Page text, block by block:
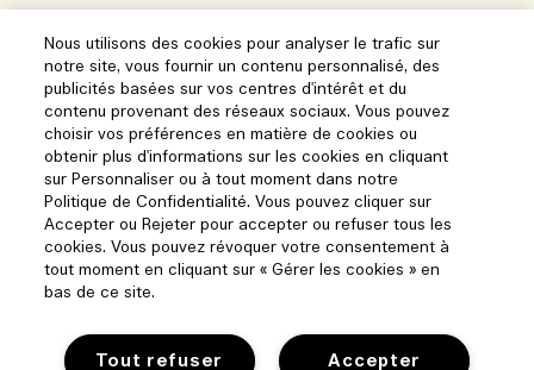
Nous utilisons des cookies pour analyser le trafic sur
notre site, vous fournir un contenu personnalisé, des
publicités basées sur vos centres d'intérêt et du
contenu provenant des réseaux sociaux. Vous pouvez
choisir vos préférences en matière de cookies ou
obtenir plus d'informations sur les cookies en cliquant
sur Personnaliser ou à tout moment dans notre
Politique de Confidentialité. Vous pouvez cliquer sur
Accepter ou Rejeter pour accepter ou refuser tous les
cookies. Vous pouvez révoquer votre consentement à
tout moment en cliquant sur « Gérer les cookies » en
bas de ce site.
Accepter
Tout refuser